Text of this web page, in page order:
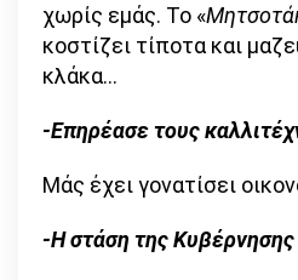
χωρίς εμάς. Το «
κοστίζει τίποτα και
κλάκα…
-Επηρέασε τους
Μάς έχει γονατίσει
-Η στάση της